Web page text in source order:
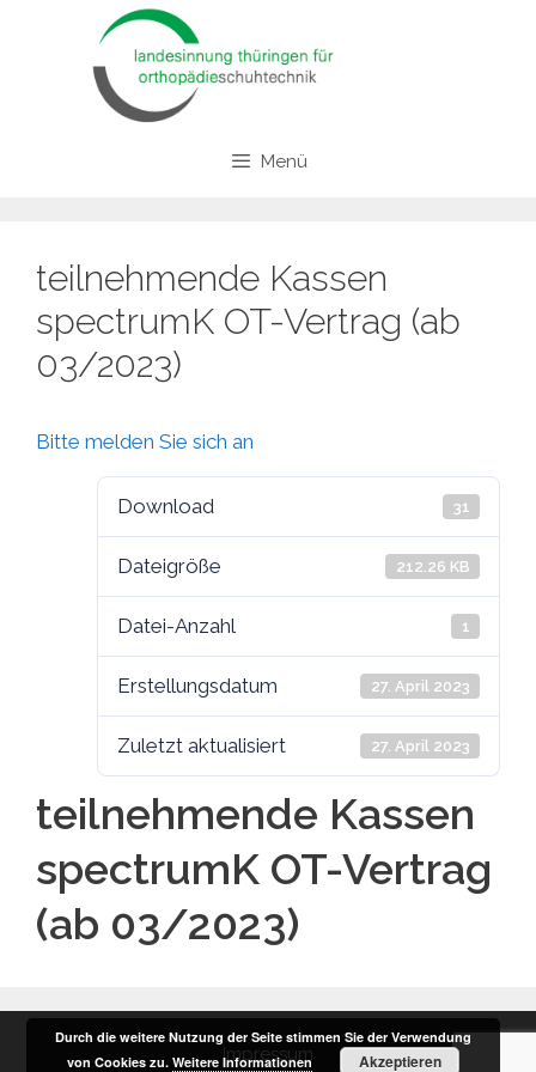
Menü
teilnehmende Kassen
spectrumK OT-Vertrag (ab
03/2023)
Bitte melden Sie sich an
Download 31
Dateigröße 212.26 KB
Datei-Anzahl 1
Erstellungsdatum 27. April 2023
Zuletzt aktualisiert 27. April 2023
teilnehmende Kassen
spectrumK OT-Vertrag
(ab 03/2023)
Impressum
Durch die weitere Nutzung der Seite stimmen Sie der Verwendung
von Cookies zu.Weitere Informationen Akzeptieren